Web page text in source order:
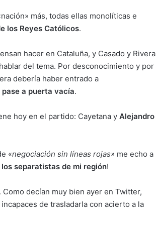
más, todas ellas monolíticas e
los Reyes Católicos.
hacer en Cataluña, y Casado y Rivera
del tema. Por desconocimiento y por
debería haber entrado a
a puerta vacía.
hoy en el partido: Cayetana y Alejandro
«negociación sin líneas rojas» me echo a
separatistas de mi región!
Como decían muy bien ayer en Twitter,
incapaces de trasladarla con acierto a la